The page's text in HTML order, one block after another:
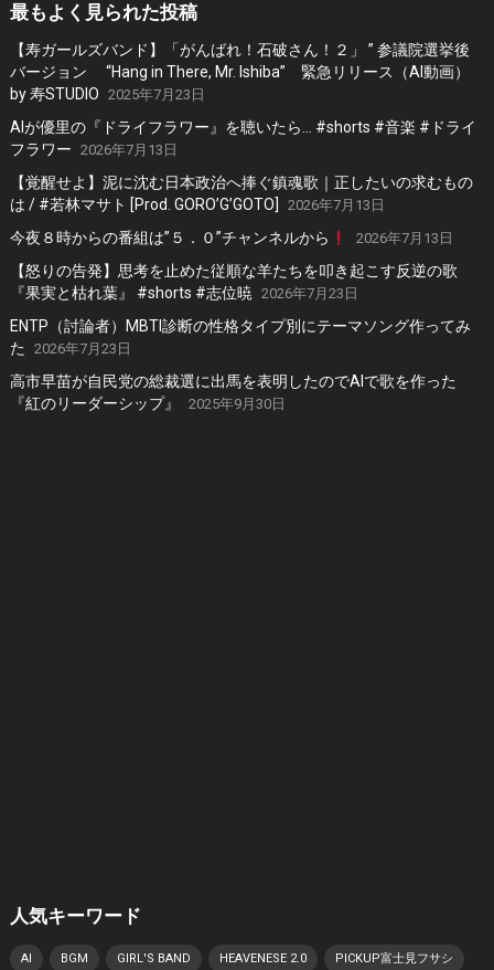
最もよく見られた投稿
【寿ガールズバンド】「がんばれ！石破さん！２」 ” 参議院選挙後
バージョン “Hang in There, Mr. Ishiba” 緊急リリース（AI動画）
by 寿STUDIO 2025年7月23日
AIが優里の『ドライフラワー』を聴いたら… #shorts #音楽 #ドライ
フラワー 2026年7月13日
【覚醒せよ】泥に沈む日本政治へ捧ぐ鎮魂歌｜正したいの求むもの
は / #若林マサト [Prod. GORO’G’GOTO]
2026年7月13日
今夜８時からの番組は”５．０”チャンネルから 2026年7月13日
【怒りの告発】思考を止めた従順な羊たちを叩き起こす反逆の歌
『果実と枯れ葉』 #shorts #志位暁 2026年7月23日
ENTP（討論者）MBTI診断の性格タイプ別にテーマソング作ってみ
た
2026年7月23日
高市早苗が自民党の総裁選に出馬を表明したのでAIで歌を作った
『紅のリーダーシップ』
2025年9月30日
人気キーワード
AI BGM GIRL'S BAND HEAVENESE 2.0 PICKUP富士見フサシ